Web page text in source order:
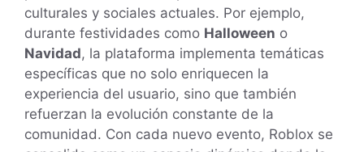
culturales y sociales actuales. Por ejemplo,
durante festividades como Halloween o
Navidad, la plataforma implementa temáticas
específicas que no solo enriquecen la
experiencia del usuario, sino que también
refuerzan la evolución constante de la
comunidad. Con cada nuevo evento, Roblox se